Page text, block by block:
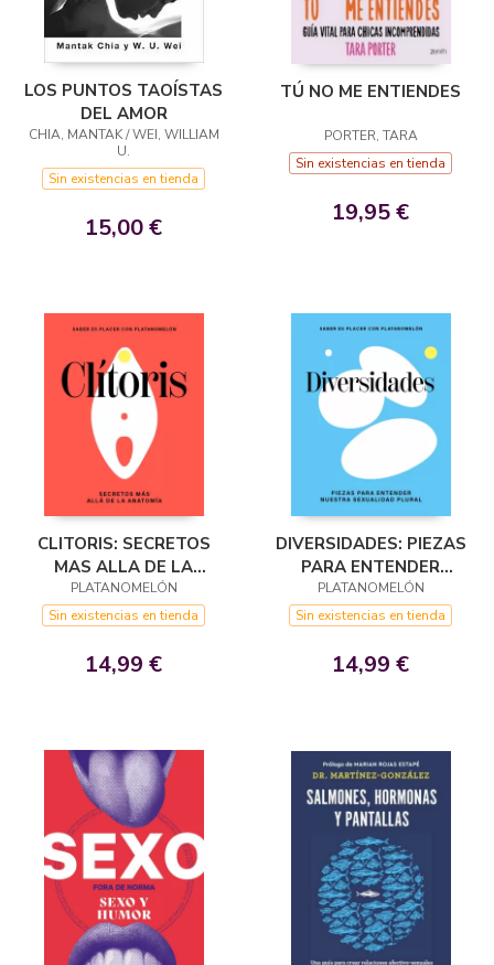
LOS PUNTOS TAOÍSTAS
DEL AMOR
CHIA, MANTAK / WEI, WILLIAM
U.
Sin existencias en tienda
15,00 €
TÚ NO ME ENTIENDES
PORTER, TARA
Sin existencias en tienda
19,95 €
CLITORIS: SECRETOS
MAS ALLA DE LA
ANATOMIA
PLATANOMELÓN
Sin existencias en tienda
14,99 €
DIVERSIDADES: PIEZAS
PARA ENTENDER
NUESTRA SEXUALIDAD
PLURAL
PLATANOMELÓN
Sin existencias en tienda
14,99 €